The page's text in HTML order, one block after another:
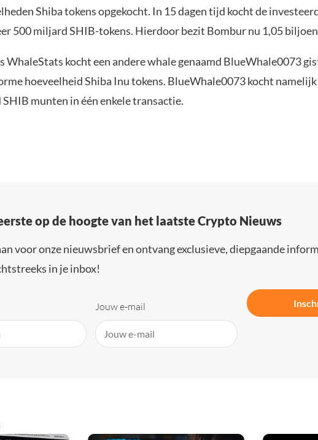
Shiba tokens opgekocht. In 15 dagen tijd kocht de
500 miljard SHIB-tokens. Hierdoor bezit Bombur nu 1,05
WhaleStats kocht een andere whale genaamd BlueWhale0073
hoeveelheid Shiba Inu tokens. BlueWhale0073 kocht
munten in één enkele transactie.
op de hoogte van het laatste Crypto Nieuws
voor onze nieuwsbrief en ontvang exclusieve, diepgaande
in je inbox!
Jouw e-mail